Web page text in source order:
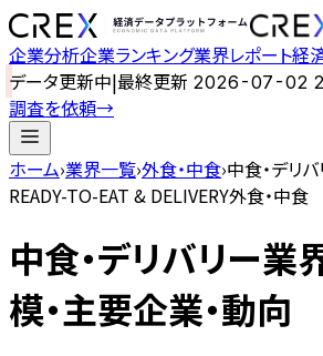
企業分析企業ランキング業界レポート経
データ更新中|最終更新 2026-07-02
調査を依頼→
ホーム›業界一覧›外食・中食›中食・デリ
READY-TO-EAT & DELIVERY外食・中食
中食・デリバリー業
模・主要企業・動向